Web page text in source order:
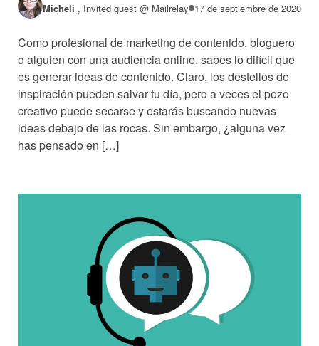
Micheli , Invited guest @ Mailrelay 17 de septiembre de 2020
Como profesional de marketing de contenido, bloguero
o alguien con una audiencia online, sabes lo difícil que
es generar ideas de contenido. Claro, los destellos de
inspiración pueden salvar tu día, pero a veces el pozo
creativo puede secarse y estarás buscando nuevas
ideas debajo de las rocas. Sin embargo, ¿alguna vez
has pensado en […]